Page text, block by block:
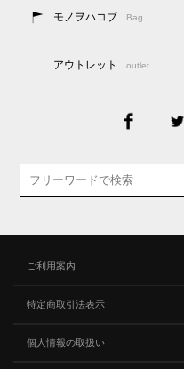
モノヲハコブ Bag
アウトレット outlet
ご利用案内
特定商取引法表示
個人情報の取扱い